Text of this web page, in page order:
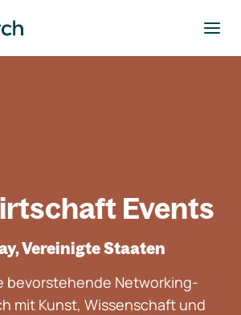
Events
Vereinigte Staaten
bevorstehende Networking-
mit Kunst, Wissenschaft und